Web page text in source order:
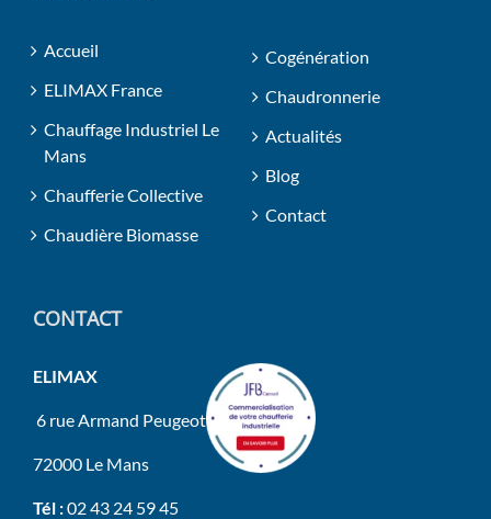
Accueil
ELIMAX France
Chauffage Industriel Le
Mans
Chaufferie Collective
Chaudière Biomasse
Cogénération
Chaudronnerie
Actualités
Blog
Contact
CONTACT
ELIMAX
6 rue Armand Peugeot
72000 Le Mans
Tél :02 43 24 59 45